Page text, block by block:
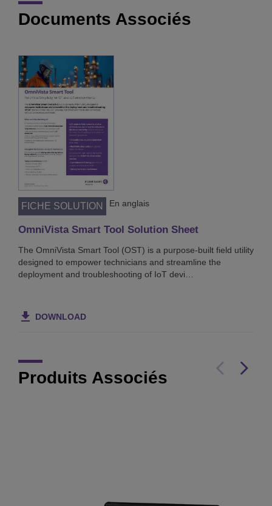
Documents Associés
FICHE SOLUTION En anglais
OmniVista Smart Tool Solution Sheet
The OmniVista Smart Tool (OST) is a purpose-built field utility
designed to empower technicians and streamline the
deployment and troubleshooting of IoT devi…
DOWNLOAD
Produits Associés